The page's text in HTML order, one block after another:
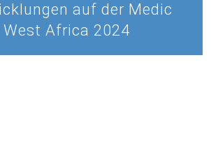
auf der Medic
West Africa 2024